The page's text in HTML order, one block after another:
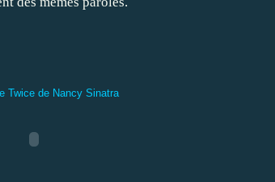
Twice de Nancy Sinatra